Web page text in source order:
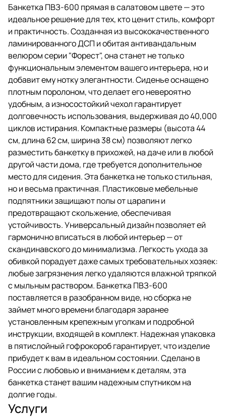
Банкетка ПВЗ-600 прямая в салатовом цвете — это
идеальное решение для тех, кто ценит стиль, комфорт
и практичность. Созданная из высококачественного
ламинированного ДСП и обитая антивандальным
велюром серии "Форест", она станет не только
функциональным элементом вашего интерьера, но и
добавит ему нотку элегантности. Сиденье оснащено
плотным поролоном, что делает его невероятно
удобным, а износостойкий чехол гарантирует
долговечность использования, выдерживая до 40,000
циклов истирания. Компактные размеры (высота 44
см, длина 62 см, ширина 38 см) позволяют легко
разместить банкетку в прихожей, на даче или в любой
другой части дома, где требуется дополнительное
место для сидения. Эта банкетка не только стильная,
но и весьма практичная. Пластиковые мебельные
подпятники защищают полы от царапин и
предотвращают скольжение, обеспечивая
устойчивость. Универсальный дизайн позволяет ей
гармонично вписаться в любой интерьер — от
скандинавского до минимализма. Легкость ухода за
обивкой порадует даже самых требовательных хозяек:
любые загрязнения легко удаляются влажной тряпкой
с мыльным раствором. Банкетка ПВЗ-600
поставляется в разобранном виде, но сборка не
займет много времени благодаря заранее
установленным крепежным уголкам и подробной
инструкции, входящей в комплект. Надежная упаковка
в пятислойный гофрокороб гарантирует, что изделие
прибудет к вам в идеальном состоянии. Сделано в
России с любовью и вниманием к деталям, эта
банкетка станет вашим надежным спутником на
долгие годы.
Услуги